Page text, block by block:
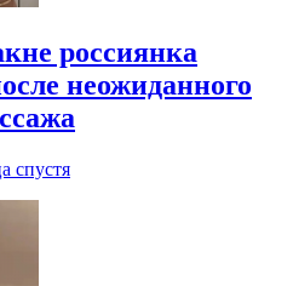
россиянка
неожиданного
спустя